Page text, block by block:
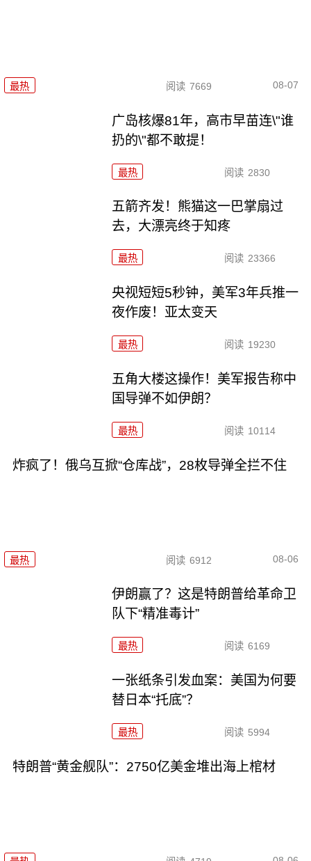
最热 阅读 7669 08-07
广岛核爆81年，高市早苗连\"谁
扔的\"都不敢提！
最热 阅读 2830
五箭齐发！熊猫这一巴掌扇过
去，大漂亮终于知疼
最热 阅读 23366
央视短短5秒钟，美军3年兵推一
夜作废！亚太变天
最热 阅读 19230
五角大楼这操作！美军报告称中
国导弹不如伊朗？
最热 阅读 10114
炸疯了！俄乌互掀“仓库战”，28枚导弹全拦不住
最热 阅读 6912 08-06
伊朗赢了？这是特朗普给革命卫
队下“精准毒计”
最热 阅读 6169
一张纸条引发血案：美国为何要
替日本“托底”？
最热 阅读 5994
特朗普“黄金舰队”：2750亿美金堆出海上棺材